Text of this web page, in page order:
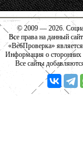
© 2009 — 2026.
Все права на данный
«ВебПроверка»
Информация о сторонних
Все сайты